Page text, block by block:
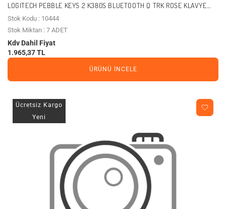
LOGITECH PEBBLE KEYS 2 K380S BLUETOOTH Q TRK ROSE KLAVYE
(920-011861)
Stok Kodu : 10444
Stok Miktarı : 7 ADET
Kdv Dahil Fiyat
1.965,37 TL
ÜRÜNÜ İNCELE
Ücretsiz Kargo
Yeni